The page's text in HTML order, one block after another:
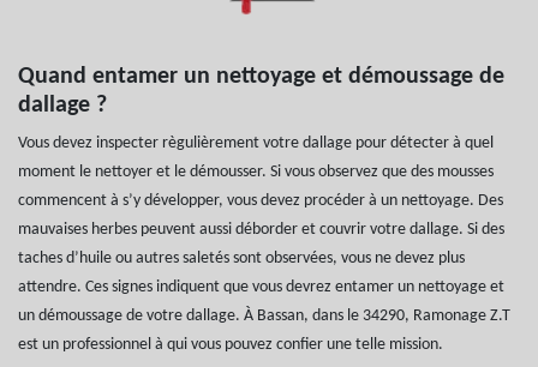
Quand entamer un nettoyage et démoussage de
dallage ?
Vous devez inspecter règulièrement votre dallage pour détecter à quel
moment le nettoyer et le démousser. Si vous observez que des mousses
commencent à s’y développer, vous devez procéder à un nettoyage. Des
mauvaises herbes peuvent aussi déborder et couvrir votre dallage. Si des
taches d’huile ou autres saletés sont observées, vous ne devez plus
attendre. Ces signes indiquent que vous devrez entamer un nettoyage et
un démoussage de votre dallage. À Bassan, dans le 34290, Ramonage Z.T
est un professionnel à qui vous pouvez confier une telle mission.